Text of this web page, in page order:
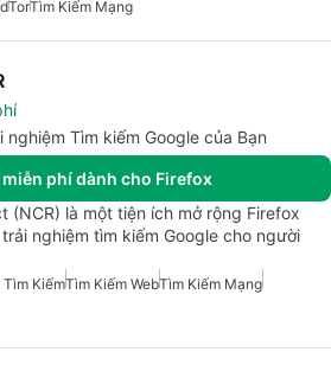
TorTìm Kiếm Mạng
nghiệm Tìm kiếm Google của Bạn
phí dành cho Firefox
(NCR) là một tiện ích mở rộng Firefox
nghiệm tìm kiếm Google cho người
KiếmTìm Kiếm WebTìm Kiếm Mạng